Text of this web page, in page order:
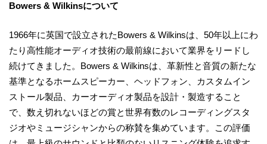
Bowers & Wilkinsについて
1966年に英国で設立されたBowers & Wilkinsは、50年以上にわ
たり高性能オーディオ技術の最前線において業界をリードし
続けてきました。Bowers & Wilkinsは、革新性と音質の新たな
基準となるホームスピーカー、ヘッドフォン、カスタムイン
ストール製品、カーオーディオ製品を設計・製造すること
で、数え切れないほどの賞と世界有数のレコーディングスタ
ジオやミュージシャンからの称賛を集めています。この評価